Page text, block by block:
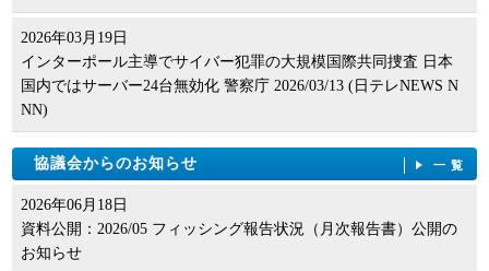
2026年03月19日
インターポール主導でサイバー犯罪の大規模国際共同捜査 日本
国内ではサーバー24台無効化 警察庁 2026/03/13 (日テレNEWS N
NN)
協議会からのお知らせ 一覧
2026年06月18日
資料公開：2026/05 フィッシング報告状況（月次報告書）公開の
お知らせ